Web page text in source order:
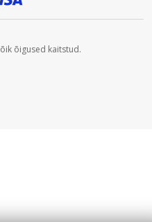
õigused kaitstud.